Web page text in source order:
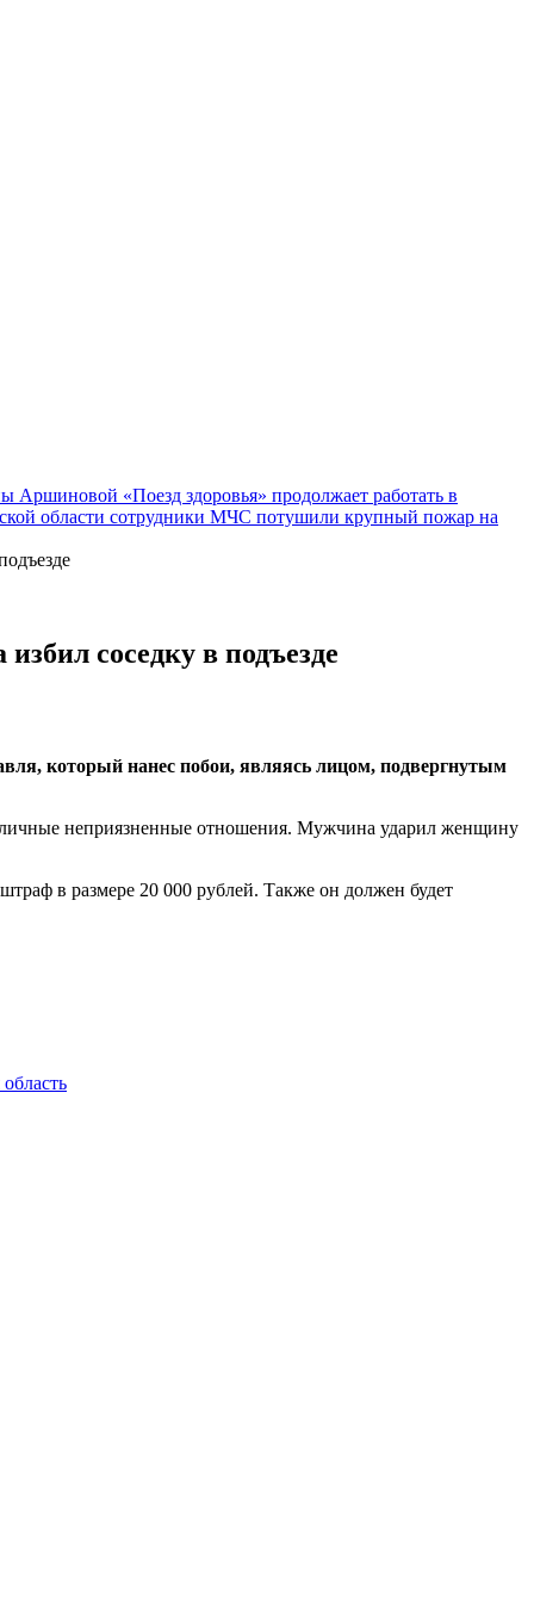
Аршиновой «Поезд здоровья» продолжает работать в
области сотрудники МЧС потушили крупный пожар на
соседку в подъезде
который нанес побои, являясь лицом, подвергнутым
личные неприязненные отношения. Мужчина ударил женщину
в размере 20 000 рублей. Также он должен будет